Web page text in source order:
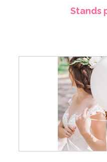
Stands